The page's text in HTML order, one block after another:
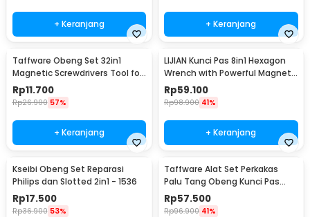
+ Keranjang + Keranjang
Taffware Obeng Set 32in1
Magnetic Screwdrivers Tool for
Smartphone - 7089C
Rp11.700
Rp26.900 57%
+ Keranjang
LIJIAN Kunci Pas 8in1 Hexagon
Wrench with Powerful Magnet
- LJ21
Rp59.100
Rp98.900 41%
+ Keranjang
Kseibi Obeng Set Reparasi
Philips dan Slotted 2in1 - 1536
Rp17.500
Rp36.900 53%
Taffware Alat Set Perkakas
Palu Tang Obeng Kunci Pas
15in1 - YL-8016
Rp57.500
Rp96.900 41%